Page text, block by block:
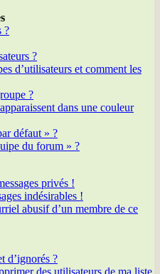
?
?
d’utilisateurs et comment les
?
dans une couleur
défaut » ?
du forum » ?
privés !
indésirables !
abusif d’un membre de ce
d’ignorés ?
des utilisateurs de ma liste